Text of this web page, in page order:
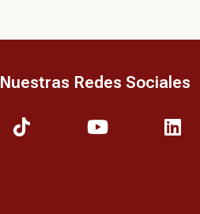
Nuestras Redes Sociales